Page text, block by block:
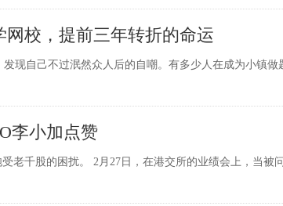
校，提前三年转折的命运
现自己不过泯然众人后的自嘲。有多少人在成为小镇做
李小加点赞
老千股的困扰。 2月27日，在港交所的业绩会上，当被